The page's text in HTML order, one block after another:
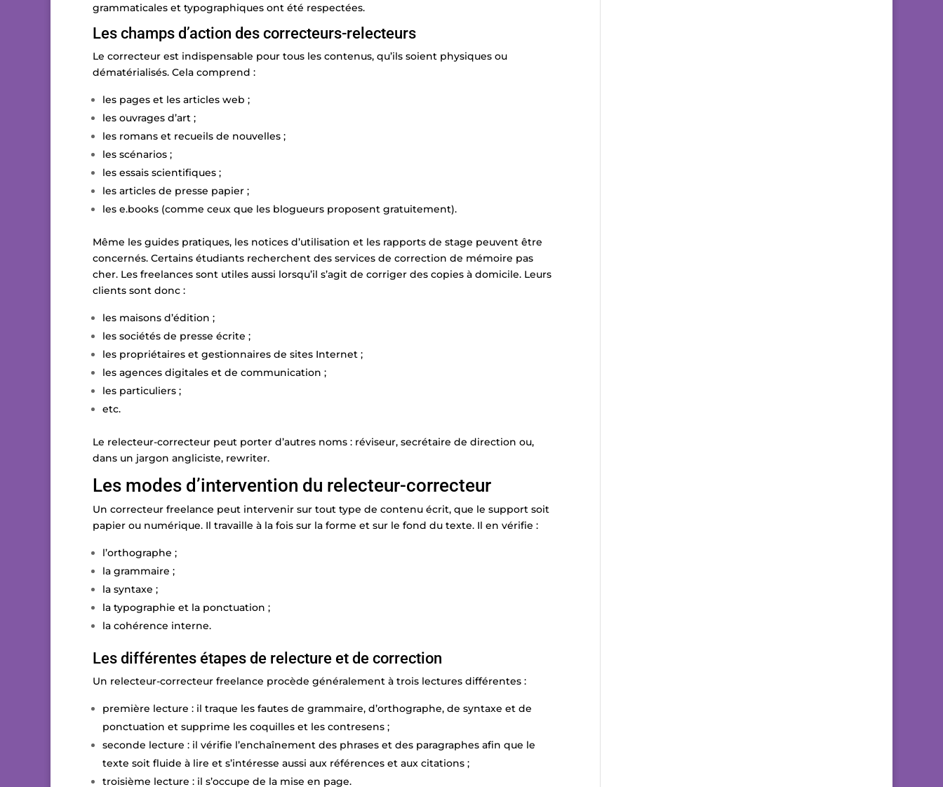
grammaticales et typographiques ont été respectées.
Les champs d’action des correcteurs-relecteurs
Le correcteur est indispensable pour tous les contenus, qu’ils soient physiques ou
dématérialisés. Cela comprend :
les pages et les articles web ;
les ouvrages d’art ;
les romans et recueils de nouvelles ;
les scénarios ;
les essais scientifiques ;
les articles de presse papier ;
les e.books (comme ceux que les blogueurs proposent gratuitement).
Même les guides pratiques, les notices d’utilisation et les rapports de stage peuvent être
concernés. Certains étudiants recherchent des services de correction de mémoire pas
cher. Les freelances sont utiles aussi lorsqu’il s’agit de corriger des copies à domicile. Leurs
clients sont donc :
les maisons d’édition ;
les sociétés de presse écrite ;
les propriétaires et gestionnaires de sites Internet ;
les agences digitales et de communication ;
les particuliers ;
etc.
Le relecteur-correcteur peut porter d’autres noms : réviseur, secrétaire de direction ou,
dans un jargon angliciste, rewriter.
Les modes d’intervention du relecteur-correcteur
Un correcteur freelance peut intervenir sur tout type de contenu écrit, que le support soit
papier ou numérique. Il travaille à la fois sur la forme et sur le fond du texte. Il en vérifie :
l’orthographe ;
la grammaire ;
la syntaxe ;
la typographie et la ponctuation ;
la cohérence interne.
Les différentes étapes de relecture et de correction
Un relecteur-correcteur freelance procède généralement à trois lectures différentes :
première lecture : il traque les fautes de grammaire, d’orthographe, de syntaxe et de
ponctuation et supprime les coquilles et les contresens ;
seconde lecture : il vérifie l’enchaînement des phrases et des paragraphes afin que le
texte soit fluide à lire et s’intéresse aussi aux références et aux citations ;
troisième lecture : il s’occupe de la mise en page.